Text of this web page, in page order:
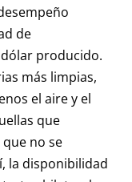
de
producido.
más limpias,
el aire y el
que
no se
la disponibilidad